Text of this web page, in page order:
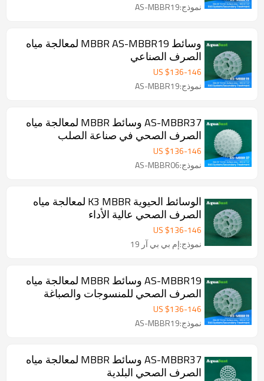
نموذج:AS-MBBR19
وسائط MBBR AS-MBBR19 لمعالجة مياه
الصرف الصناعي
US $136-146
نموذج:AS-MBBR19
AS-MBBR37 وسائط MBBR لمعالجة مياه
الصرف الصحي في صناعة الصلب
US $136-146
نموذج:AS-MBBR06
الوسائط الحيوية K3 MBBR لمعالجة مياه
الصرف الصحي عالية الأداء
US $136-146
نموذج:إم بي بي آر 19
AS-MBBR19 وسائط MBBR لمعالجة مياه
الصرف الصحي للمنسوجات والصباغة
US $136-146
نموذج:AS-MBBR19
AS-MBBR37 وسائط MBBR لمعالجة مياه
الصرف الصحي البلدية